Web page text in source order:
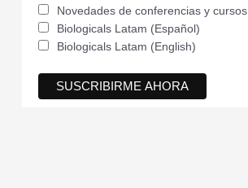
Novedades de conferencias y cursos
Biologicals Latam (Español)
Biologicals Latam (English)